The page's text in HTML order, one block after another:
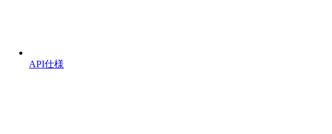
API仕様